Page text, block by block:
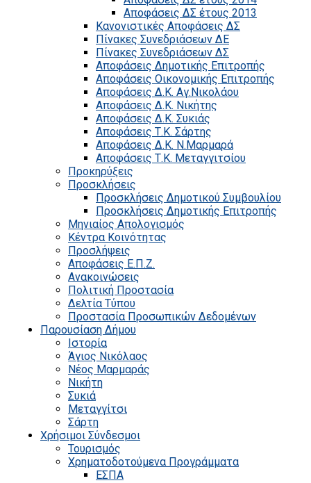
Αποφάσεις ΔΣ έτους 2013
Κανονιστικές Αποφάσεις ΔΣ
Πίνακες Συνεδριάσεων ΔΕ
Πίνακες Συνεδριάσεων ΔΣ
Αποφάσεις Δημοτικής Επιτροπής
Αποφάσεις Οικονομικής Επιτροπής
Αποφάσεις Δ.Κ. Αγ.Νικολάου
Αποφάσεις Δ.Κ. Νικήτης
Αποφάσεις Δ.Κ. Συκιάς
Αποφάσεις Τ.Κ. Σάρτης
Αποφάσεις Δ.Κ. Ν.Μαρμαρά
Αποφάσεις Τ.Κ. Μεταγγιτσίου
Προκηρύξεις
Προσκλήσεις
Προσκλήσεις Δημοτικού Συμβουλίου
Προσκλήσεις Δημοτικής Επιτροπής
Μηνιαίος Απολογισμός
Κέντρα Κοινότητας
Προσλήψεις
Αποφάσεις Ε.Π.Ζ.
Ανακοινώσεις
Πολιτική Προστασία
Δελτία Τύπου
Προστασία Προσωπικών Δεδομένων
Παρουσίαση Δήμου
Ιστορία
Άγιος Νικόλαος
Νέος Μαρμαράς
Νικήτη
Συκιά
Μεταγγίτσι
Σάρτη
Χρήσιμοι Σύνδεσμοι
Τουρισμός
Χρηματοδοτούμενα Προγράμματα
ΕΣΠΑ